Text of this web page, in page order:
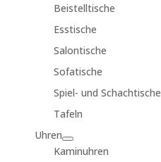
Beistelltische
Esstische
Salontische
Sofatische
Spiel- und Schachtische
Tafeln
Uhren
Kaminuhren